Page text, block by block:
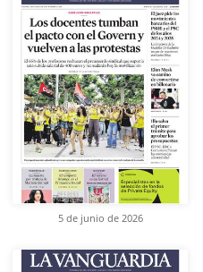
5 de junio de 2026